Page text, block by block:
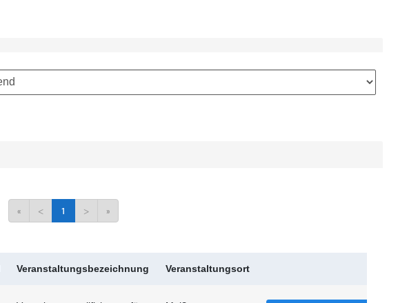
« < 1 > »
Veranstaltungsbezeichnung Veranstaltungsort